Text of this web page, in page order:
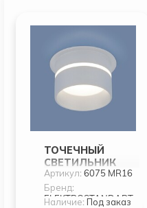
ТОЧЕЧНЫЙ
СВЕТИЛЬНИК
ELEKTROSTANDAR
T 6075 MR16
Артикул:6075 MR16
Бренд:
ELEKTROSTANDART
Наличие: Под заказ